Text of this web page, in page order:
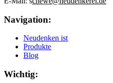
Navigation:
Neudenken ist
Produkte
Blog
Wichtig: